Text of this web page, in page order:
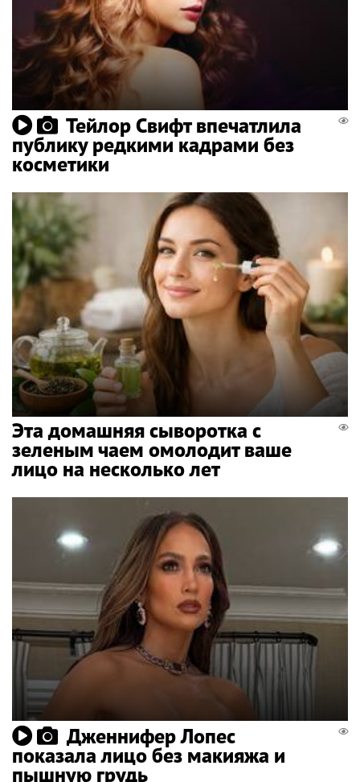
Тейлор Свифт впечатлила
публику редкими кадрами без
косметики
Эта домашняя сыворотка с
зеленым чаем омолодит ваше
лицо на несколько лет
Дженнифер Лопес
показала лицо без макияжа и
пышную грудь